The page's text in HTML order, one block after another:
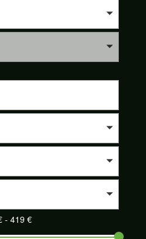
Élémentaire, Five Fingers,
Salomon, Saucony, Scarpa,
Nos partenaires sont de plus en
Pyrénées, Alpinstore ou
meilleur prix. Naviguez sur le
critères de votre choix et
de sport adaptée parmi